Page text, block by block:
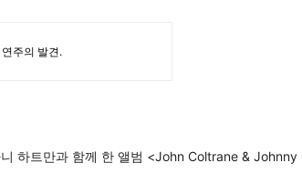
주의 발견.
하트만과 함께 한 앨범 <John Coltrane &